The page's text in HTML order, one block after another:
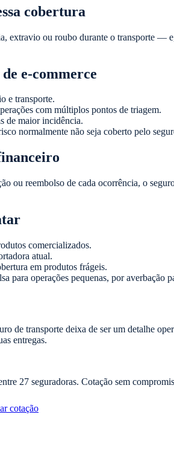
cobertura
extravio ou roubo durante o transporte —
e-commerce
e transporte.
com múltiplos pontos de triagem.
de maior incidência.
normalmente não seja coberto pelo
ou reembolso de cada ocorrência, o
comercializados.
atual.
em produtos frágeis.
para operações pequenas, por averbação
de transporte deixa de ser um detalhe
entregas.
27 seguradoras. Cotação sem
cotação